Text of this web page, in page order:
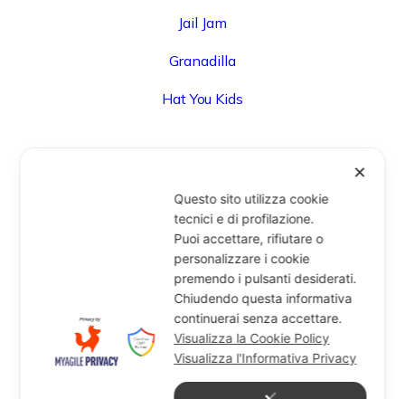
Jail Jam
Granadilla
Hat You Kids
Via Degli Speziali, 161 (Blocco 32 Centergross) -
40050 Funo di Argelato (BO) - Italy
info@miragesrl.com
+39 051 8651711
✕
Questo sito utilizza cookie
tecnici e di profilazione.
Puoi accettare, rifiutare o
personalizzare i cookie
premendo i pulsanti desiderati.
Chiudendo questa informativa
continuerai senza accettare.
Visualizza la Cookie Policy
Visualizza l'Informativa Privacy